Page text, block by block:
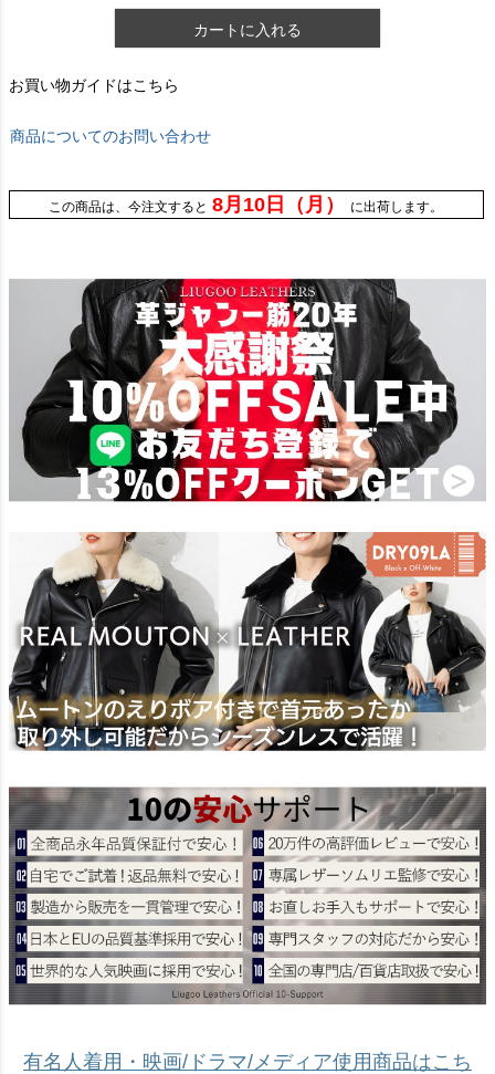
カートに入れる
お買い物ガイドはこちら
商品についてのお問い合わせ
有名人着用・映画/ドラマ/メディア使用商品はこち